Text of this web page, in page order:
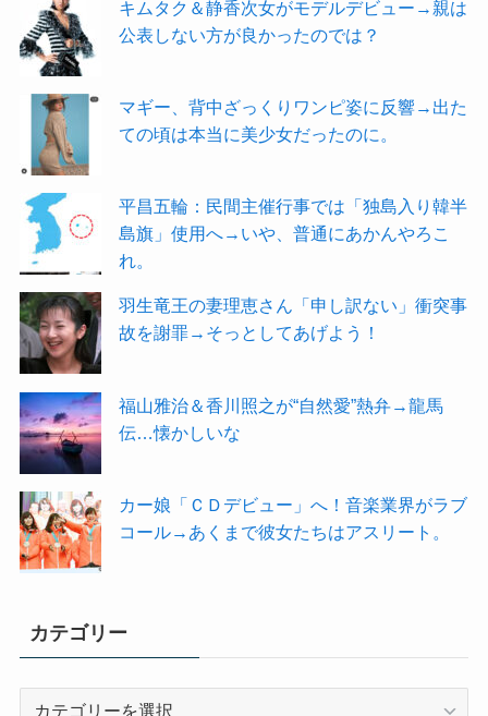
キムタク＆静香次女がモデルデビュー→親は
公表しない方が良かったのでは？
マギー、背中ざっくりワンピ姿に反響→出た
ての頃は本当に美少女だったのに。
平昌五輪：民間主催行事では「独島入り韓半
島旗」使用へ→いや、普通にあかんやろこ
れ。
羽生竜王の妻理恵さん「申し訳ない」衝突事
故を謝罪→そっとしてあげよう！
福山雅治＆香川照之が“自然愛”熱弁→龍馬
伝…懐かしいな
カー娘「ＣＤデビュー」へ！音楽業界がラブ
コール→あくまで彼女たちはアスリート。
カテゴリー